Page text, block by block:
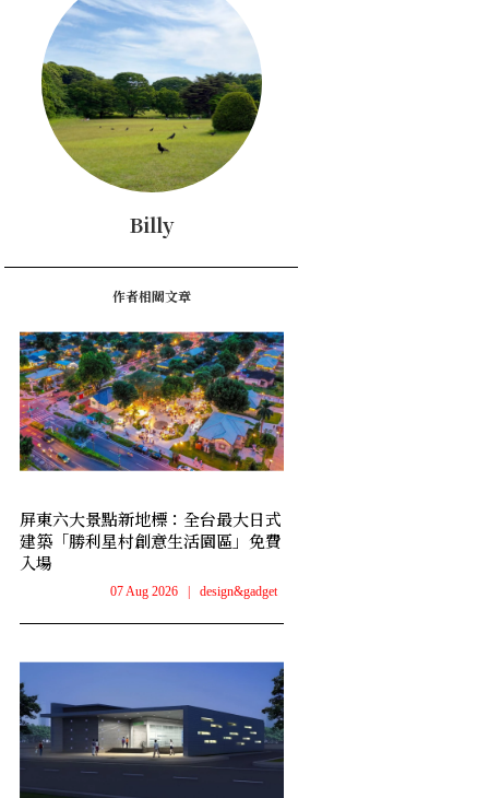
Billy
作者相關文章
屏東六大景點新地標：全台最大日式
建築「勝利星村創意生活園區」免費
入場
07 Aug 2026 | design&gadget